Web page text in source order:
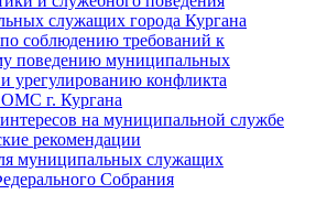
служащих города Кургана
соблюдению требований к
поведению муниципальных
урегулированию конфликта
ОМС г. Кургана
на муниципальной службе
рекомендации
муниципальных служащих
Cобрания